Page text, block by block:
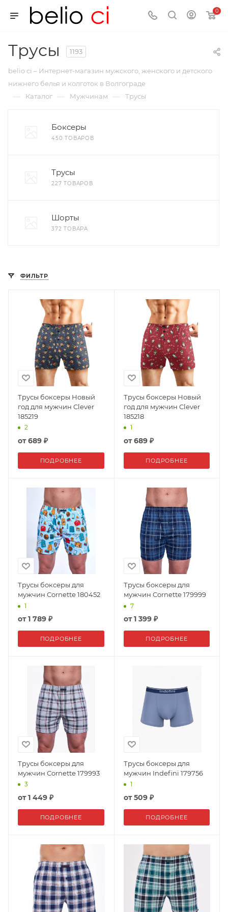
0
Трусы 1193
belio ci – Интернет-магазин мужского, женского и детского
нижнего белья и колготок в Волгограде
— Каталог — Мужчинам — Трусы
Боксеры
450 ТОВАРОВ
Трусы
227 ТОВАРОВ
Шорты
372 ТОВАРА
ФИЛЬТР
Трусы боксеры Новый
год для мужчин Clever
185219
2
от689 ₽
ПОДРОБНЕЕ
Трусы боксеры Новый
год для мужчин Clever
185218
1
от689 ₽
ПОДРОБНЕЕ
Трусы боксеры для
мужчин Cornette 180452
1
от1 789 ₽
ПОДРОБНЕЕ
Трусы боксеры для
мужчин Cornette 179999
7
от1 399 ₽
ПОДРОБНЕЕ
Трусы боксеры для
мужчин Cornette 179993
3
от1 449 ₽
ПОДРОБНЕЕ
Трусы боксеры для
мужчин Indefini 179756
1
от509 ₽
ПОДРОБНЕЕ